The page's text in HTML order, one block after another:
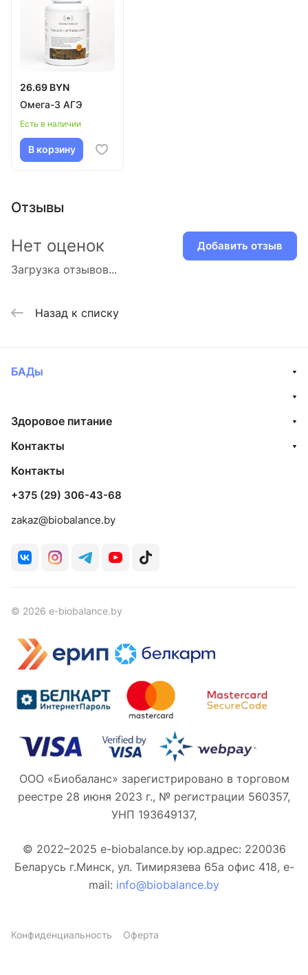
26.69 BYN
Омега-3 АГЭ
Есть в наличии
В корзину
Отзывы
Загрузка отзывов...
Нет оценок Добавить отзыв
Назад к списку
БАДы
Здоровое питание
Контакты
Контакты
+375 (29) 306-43-68
zakaz@biobalance.by
© 2026 e-biobalance.by
ООО «Биобаланс» зарегистрировано в торговом
реестре 28 июня 2023 г., № регистрации 560357,
УНП 193649137,
© 2022–2025 e-biobalance.by юр.адрес: 220036
Беларусь г.Минск, ул. Тимирязева 65а офис 418, e-
mail: info@biobalance.by
Конфиденциальность Оферта